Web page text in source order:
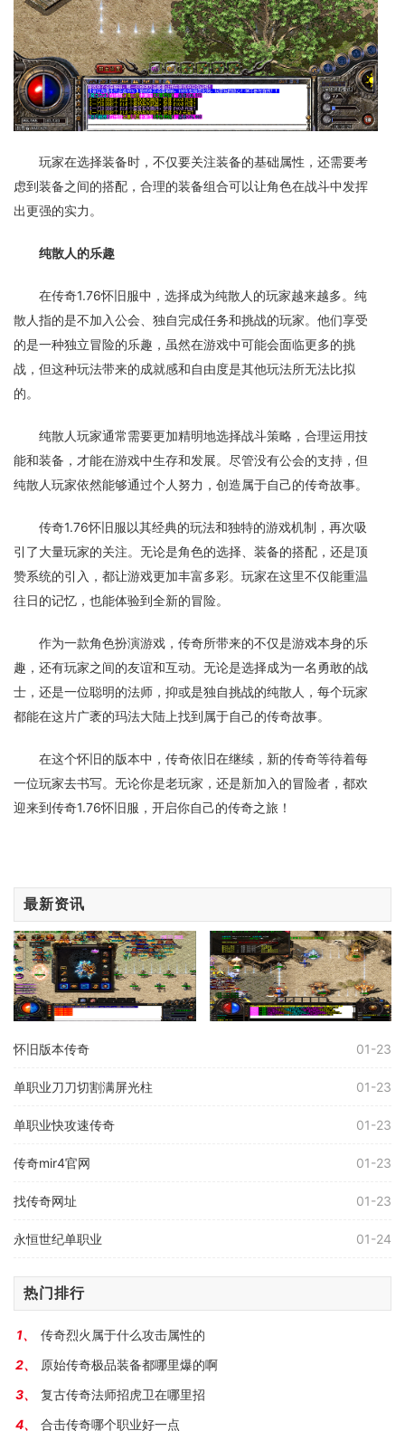
玩家在选择装备时，不仅要关注装备的基础属性，还需要考
虑到装备之间的搭配，合理的装备组合可以让角色在战斗中发挥
出更强的实力。
纯散人的乐趣
在传奇1.76怀旧服中，选择成为纯散人的玩家越来越多。纯
散人指的是不加入公会、独自完成任务和挑战的玩家。他们享受
的是一种独立冒险的乐趣，虽然在游戏中可能会面临更多的挑
战，但这种玩法带来的成就感和自由度是其他玩法所无法比拟
的。
纯散人玩家通常需要更加精明地选择战斗策略，合理运用技
能和装备，才能在游戏中生存和发展。尽管没有公会的支持，但
纯散人玩家依然能够通过个人努力，创造属于自己的传奇故事。
传奇1.76怀旧服以其经典的玩法和独特的游戏机制，再次吸
引了大量玩家的关注。无论是角色的选择、装备的搭配，还是顶
赞系统的引入，都让游戏更加丰富多彩。玩家在这里不仅能重温
往日的记忆，也能体验到全新的冒险。
作为一款角色扮演游戏，传奇所带来的不仅是游戏本身的乐
趣，还有玩家之间的友谊和互动。无论是选择成为一名勇敢的战
士，还是一位聪明的法师，抑或是独自挑战的纯散人，每个玩家
都能在这片广袤的玛法大陆上找到属于自己的传奇故事。
在这个怀旧的版本中，传奇依旧在继续，新的传奇等待着每
一位玩家去书写。无论你是老玩家，还是新加入的冒险者，都欢
迎来到传奇1.76怀旧服，开启你自己的传奇之旅！
最新资讯
怀旧版本传奇 01-23
单职业刀刀切割满屏光柱 01-23
单职业快攻速传奇 01-23
传奇mir4官网 01-23
找传奇网址 01-23
永恒世纪单职业 01-24
热门排行
传奇烈火属于什么攻击属性的
原始传奇极品装备都哪里爆的啊
复古传奇法师招虎卫在哪里招
合击传奇哪个职业好一点